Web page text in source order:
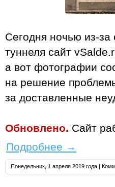
Сегодня ночью из-за
туннеля сайт
а вот фотографии
на решение
за доставленные
Обновлено. Сайт
Подробнее →
Понедельник, 1 апреля 2019 года |